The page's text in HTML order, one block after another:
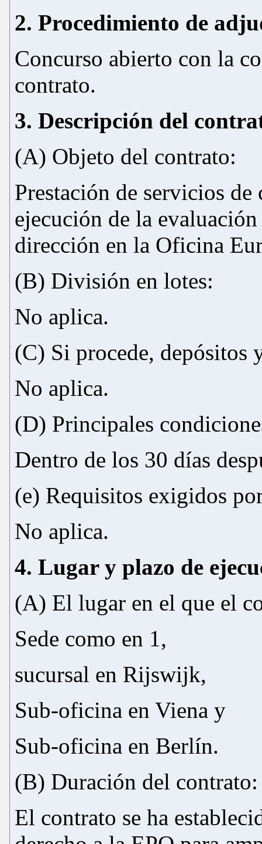
2. Procedimiento de
Concurso abierto con la
contrato.
3. Descripción del
(A) Objeto del contrato:
Prestación de servicios
ejecución de la
dirección en la Oficina
(B) División en lotes:
No aplica.
(C) Si procede, depósitos
No aplica.
(D) Principales
Dentro de los 30 días
(e) Requisitos exigidos
No aplica.
4. Lugar y plazo de
(A) El lugar en el que el
Sede como en 1,
sucursal en Rijswijk,
Sub-oficina en Viena y
Sub-oficina en Berlín.
(B) Duración del contrato:
El contrato se ha